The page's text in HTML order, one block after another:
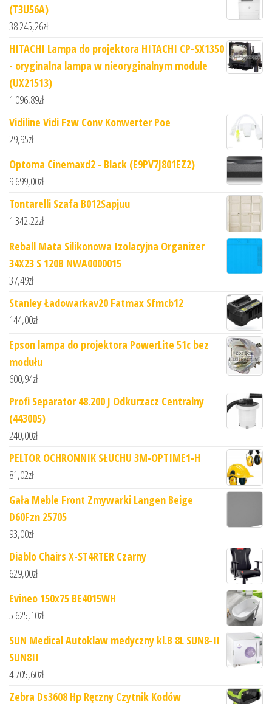
(T3U56A)
38 245,26zł
HITACHI Lampa do projektora HITACHI CP-SX1350
- oryginalna lampa w nieoryginalnym module
(UX21513)
1 096,89zł
Vidiline Vidi Fzw Conv Konwerter Poe
29,95zł
Optoma Cinemaxd2 - Black (E9PV7J801EZ2)
9 699,00zł
Tontarelli Szafa B012Sapjuu
1 342,22zł
Reball Mata Silikonowa Izolacyjna Organizer
34X23 S 120B NWA0000015
37,49zł
Stanley Ładowarkav20 Fatmax Sfmcb12
144,00zł
Epson lampa do projektora PowerLite 51c bez
modułu
600,94zł
Profi Separator 48.200 J Odkurzacz Centralny
(443005)
240,00zł
PELTOR OCHRONNIK SŁUCHU 3M-OPTIME1-H
81,02zł
Gała Meble Front Zmywarki Langen Beige
D60Fzn 25705
93,00zł
Diablo Chairs X-ST4RTER Czarny
629,00zł
Evineo 150x75 BE4015WH
5 625,10zł
SUN Medical Autoklaw medyczny kl.B 8L SUN8-II
SUN8II
4 705,60zł
Zebra Ds3608 Hp Ręczny Czytnik Kodów